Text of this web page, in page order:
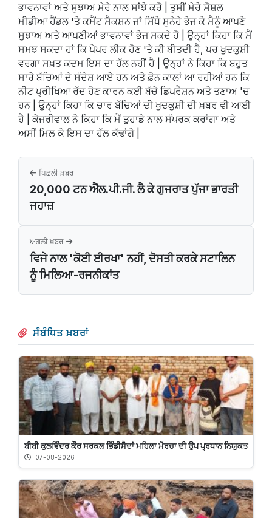
ਭਾਵਨਾਵਾਂ ਅਤੇ ਸੁਝਾਅ ਮੇਰੇ ਨਾਲ ਸਾਂਝੇ ਕਰੋ | ਤੁਸੀਂ ਮੇਰੇ ਸੋਸ਼ਲ
ਮੀਡੀਆ ਹੈਂਡਲ 'ਤੇ ਕਮੈਂਟ ਸੈਕਸ਼ਨ ਜਾਂ ਸਿੱਧੇ ਸੁਨੇਹੇ ਭੇਜ ਕੇ ਮੈਨੂੰ ਆਪਣੇ
ਸੁਝਾਅ ਅਤੇ ਆਪਣੀਆਂ ਭਾਵਨਾਵਾਂ ਭੇਜ ਸਕਦੇ ਹੋ | ਉਨ੍ਹਾਂ ਕਿਹਾ ਕਿ ਮੈਂ
ਸਮਝ ਸਕਦਾ ਹਾਂ ਕਿ ਪੇਪਰ ਲੀਕ ਹੋਣ 'ਤੇ ਕੀ ਬੀਤਦੀ ਹੈ, ਪਰ ਖੁਦਕੁਸ਼ੀ
ਵਰਗਾ ਸਖ਼ਤ ਕਦਮ ਇਸ ਦਾ ਹੱਲ ਨਹੀਂ ਹੈ | ਉਨ੍ਹਾਂ ਨੇ ਕਿਹਾ ਕਿ ਬਹੁਤ
ਸਾਰੇ ਬੱਚਿਆਂ ਦੇ ਸੰਦੇਸ਼ ਆਏ ਹਨ ਅਤੇ ਫ਼ੋਨ ਕਾਲਾਂ ਆ ਰਹੀਆਂ ਹਨ ਕਿ
ਨੀਟ ਪ੍ਰੀਖਿਆ ਰੱਦ ਹੋਣ ਕਾਰਨ ਕਈ ਬੱਚੇ ਡਿਪਰੈਸ਼ਨ ਅਤੇ ਤਣਾਅ 'ਚ
ਹਨ | ਉਨ੍ਹਾਂ ਕਿਹਾ ਕਿ ਚਾਰ ਬੱਚਿਆਂ ਦੀ ਖੁਦਕੁਸ਼ੀ ਦੀ ਖ਼ਬਰ ਵੀ ਆਈ
ਹੈ | ਕੇਜਰੀਵਾਲ ਨੇ ਕਿਹਾ ਕਿ ਮੈਂ ਤੁਹਾਡੇ ਨਾਲ ਸੰਪਰਕ ਕਰਾਂਗਾ ਅਤੇ
ਅਸੀਂ ਮਿਲ ਕੇ ਇਸ ਦਾ ਹੱਲ ਕੱਢਾਂਗੇ |
ਪਿਛਲੀ ਖ਼ਬਰ
20,000 ਟਨ ਐੱਲ.ਪੀ.ਜੀ. ਲੈ ਕੇ ਗੁਜਰਾਤ ਪੁੱਜਾ ਭਾਰਤੀ
ਜਹਾਜ਼
ਅਗਲੀ ਖ਼ਬਰ
ਵਿਜੇ ਨਾਲ 'ਕੋਈ ਈਰਖਾ' ਨਹੀਂ, ਦੋਸਤੀ ਕਰਕੇ ਸਟਾਲਿਨ
ਨੂੰ ਮਿਲਿਆ-ਰਜਨੀਕਾਂਤ
ਸੰਬੰਧਿਤ ਖ਼ਬਰਾਂ
ਬੀਬੀ ਕੁਲਵਿੰਦਰ ਕੌਰ ਸਰਕਲ ਭਿੰਡੀਸੈਦਾਂ ਮਹਿਲਾ ਮੋਰਚਾ ਦੀ ਉਪ ਪ੍ਰਧਾਨ ਨਿਯੁਕਤ
07-08-2026